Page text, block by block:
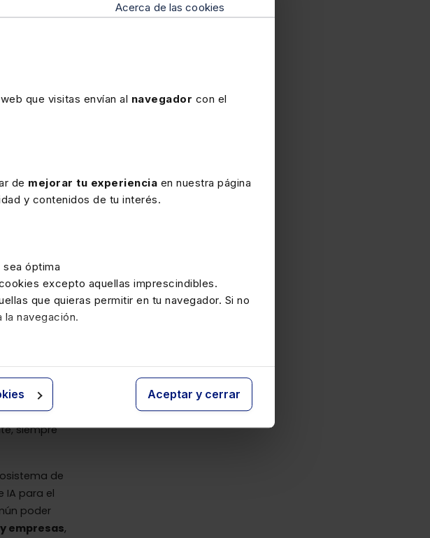
Acerca de las cookies
que visitas envían al navegador con el
de mejorar tu experiencia en nuestra página
y contenidos de tu interés.
óptima
excepto aquellas imprescindibles.
que quieras permitir en tu navegador. Si no
la navegación.
Aceptar y cerrar
, ponía el foco
legales,
and Digital
de
LA LEY.
“en un
para
está
a todos
y
una realidad
rigor,
siempre
de
IA para el
poder
empresas,